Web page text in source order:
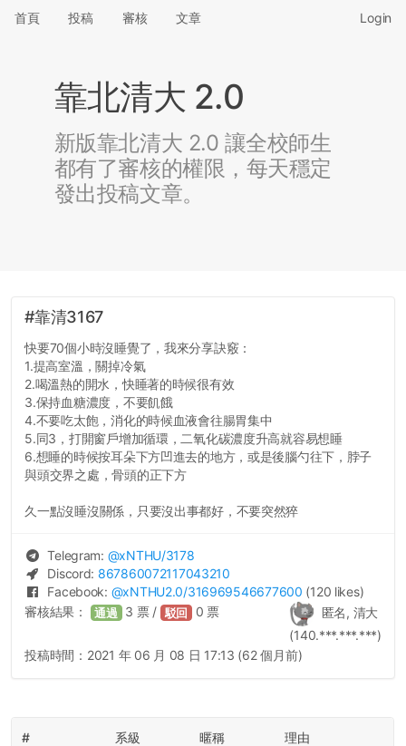
首頁 投稿 審核 文章 Login
靠北清大 2.0
新版靠北清大 2.0 讓全校師生
都有了審核的權限，每天穩定
發出投稿文章。
#靠清3167
快要70個小時沒睡覺了，我來分享訣竅：
1.提高室溫，關掉冷氣
2.喝溫熱的開水，快睡著的時候很有效
3.保持血糖濃度，不要飢餓
4.不要吃太飽，消化的時候血液會往腸胃集中
5.同3，打開窗戶增加循環，二氧化碳濃度升高就容易想睡
6.想睡的時候按耳朵下方凹進去的地方，或是後腦勺往下，脖子
與頭交界之處，骨頭的正下方
久一點沒睡沒關係，只要沒出事都好，不要突然猝
Telegram: @xNTHU/3178
Discord: 867860072117043210
Facebook: @xNTHU2.0/316969546677600 (120 likes)
匿名, 清大
(140.***.***.***)
審核結果： 通過 3 票 / 駁回 0 票
投稿時間： 2021 年 06 月 08 日 17:13 (62 個月前)
# 系級 暱稱 理由